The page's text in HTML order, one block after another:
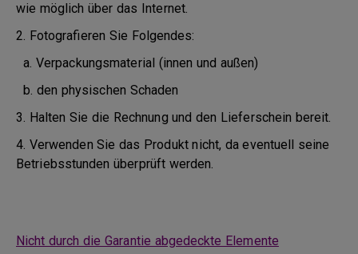
wie möglich über das Internet.
2. Fotografieren Sie Folgendes:
a. Verpackungsmaterial (innen und außen)
b. den physischen Schaden
3. Halten Sie die Rechnung und den Lieferschein bereit.
4. Verwenden Sie das Produkt nicht, da eventuell seine
Betriebsstunden überprüft werden.
Nicht durch die Garantie abgedeckte Elemente